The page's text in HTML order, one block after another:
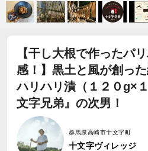
【干し大根で作ったパ
感！】黒土と風が創っ
ハリハリ漬（１２０g×
文字兄弟』の次男！
群馬県高崎市十文字町
十文字ヴィレッジ